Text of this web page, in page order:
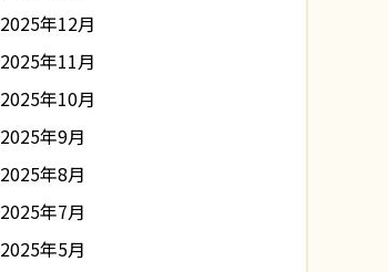
2025年12月
2025年11月
2025年10月
2025年9月
2025年8月
2025年7月
2025年5月